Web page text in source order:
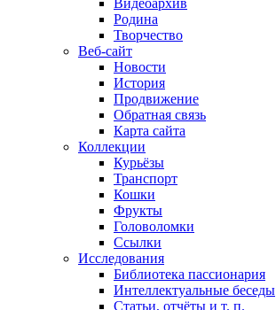
Родина
Творчество
Веб-сайт
Новости
История
Продвижение
Обратная связь
Карта сайта
Коллекции
Курьёзы
Транспорт
Кошки
Фрукты
Головоломки
Ссылки
Исследования
Библиотека пассионария
Интеллектуальные беседы
Статьи, отчёты и т. п.